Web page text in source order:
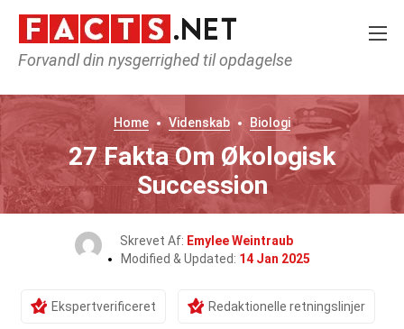
Forvandl din nysgerrighed til opdagelse
Home Videnskab Biologi
27 Fakta Om Økologisk
Succession
Skrevet Af: Emylee Weintraub
Modified & Updated: 14 Jan 2025
Ekspertverificeret Redaktionelle retningslinjer